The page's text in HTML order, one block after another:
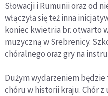
Słowacji i Rumunii oraz od
włączyła się też inna
koniec kwietnia br. otwarto
muzyczną w Srebrenicy.
chóralnego oraz gry na
Dużym wydarzeniem
chóru w historii kraju. Chór z